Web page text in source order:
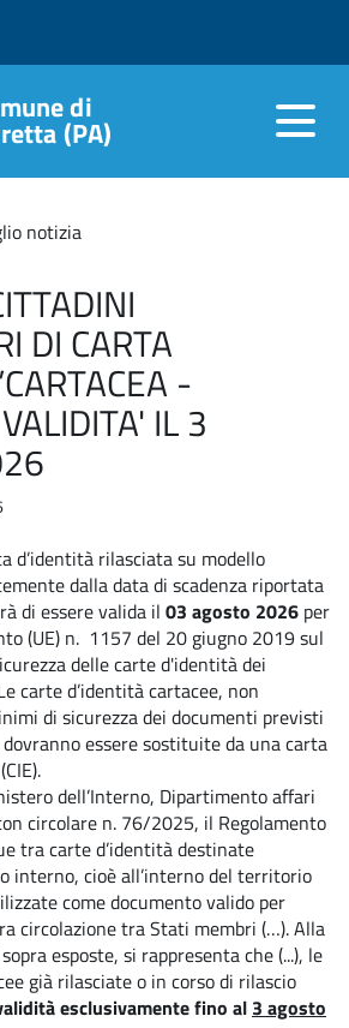
di
(PA)
notizia
DI CARTA
-
IL 3
d’identità rilasciata su modello
dalla data di scadenza riportata
di essere valida il 03 agosto 2026 per
(UE) n. 1157 del 20 giugno 2019 sul
delle carte d'identità dei
carte d’identità cartacee, non
di sicurezza dei documenti previsti
essere sostituite da una carta
dell’Interno, Dipartimento affari
circolare n. 76/2025, il Regolamento
tra carte d’identità destinate
interno, cioè all’interno del territorio
come documento valido per
circolazione tra Stati membri (…). Alla
esposte, si rappresenta che (...), le
già rilasciate o in corso di rilascio
esclusivamente fino al 3 agosto